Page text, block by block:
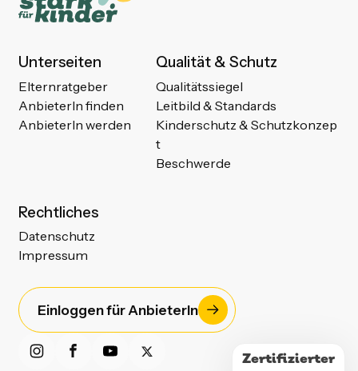
Unterseiten
Elternratgeber
AnbieterIn finden
AnbieterIn werden
Qualität & Schutz
Qualitätssiegel
Leitbild & Standards
Kinderschutz & Schutzkonzep
t
Beschwerde
Rechtliches
Datenschutz
Impressum
Einloggen für AnbieterIn
Zertifizierter